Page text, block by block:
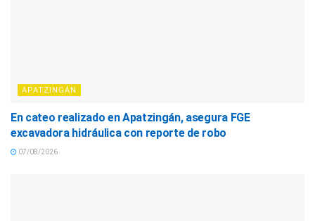
APATZINGÁN
En cateo realizado en Apatzingán, asegura FGE
excavadora hidráulica con reporte de robo
07/08/2026